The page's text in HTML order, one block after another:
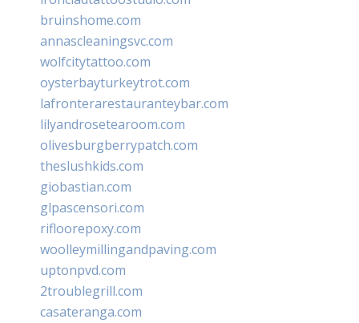
bruinshome.com
annascleaningsvc.com
wolfcitytattoo.com
oysterbayturkeytrot.com
lafronterarestauranteybar.com
lilyandrosetearoom.com
olivesburgberrypatch.com
theslushkids.com
giobastian.com
glpascensori.com
rifloorepoxy.com
woolleymillingandpaving.com
uptonpvd.com
2troublegrill.com
casateranga.com